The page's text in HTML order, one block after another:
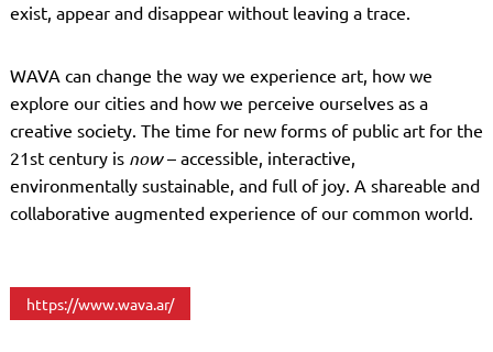
exist, appear and disappear without leaving a trace.
WAVA can change the way we experience art, how we
explore our cities and how we perceive ourselves as a
creative society. The time for new forms of public art for the
21st century is now– accessible, interactive,
environmentally sustainable, and full of joy. A shareable and
collaborative augmented experience of our common world.
https://www.wava.ar/